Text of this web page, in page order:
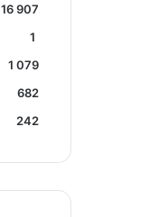
16 907
1
1 079
682
242